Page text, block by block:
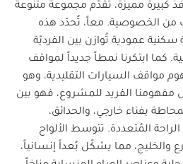
كبيرة مميزة، تُقدّم مجموعة متنوعة
من الخصوصية. معاً، تُحدّد هذه
عمودية تُوازن بين الفرديّة
كما ابتكرنا نمطاً جديداً لمواقف
مواقف السيارات التقليدية، وهو
مفهومنا الفريد للمشروع، فهو بين
بفناء خارجي، والحدائق،
المُتعددة. تتوسط الألواح
والخليج، مما يشكّل بُعداً إنسانياً،